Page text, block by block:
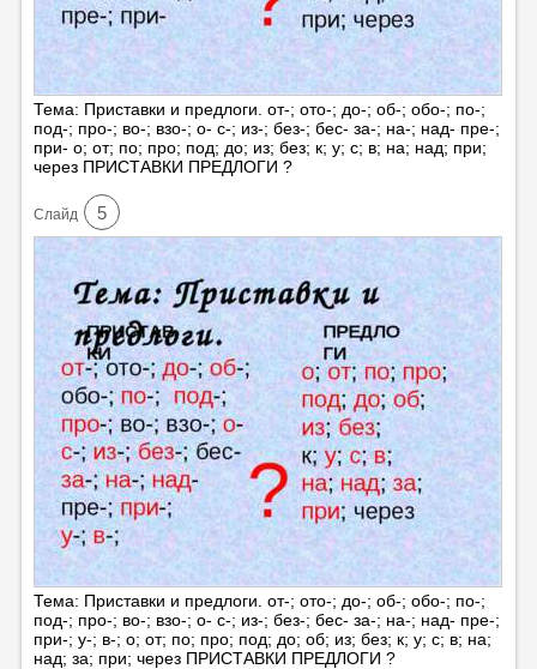
Тема: Приставки и предлоги. от-; ото-; до-; об-; обо-; по-;
под-; про-; во-; взо-; о- с-; из-; без-; бес- за-; на-; над- пре-;
при- о; от; по; про; под; до; из; без; к; у; с; в; на; над; при;
через ПРИСТАВКИ ПРЕДЛОГИ ?
Cлайд 5
Тема: Приставки и предлоги. от-; ото-; до-; об-; обо-; по-;
под-; про-; во-; взо-; о- с-; из-; без-; бес- за-; на-; над- пре-;
при-; у-; в-; о; от; по; про; под; до; об; из; без; к; у; с; в; на;
над; за; при; через ПРИСТАВКИ ПРЕДЛОГИ ?